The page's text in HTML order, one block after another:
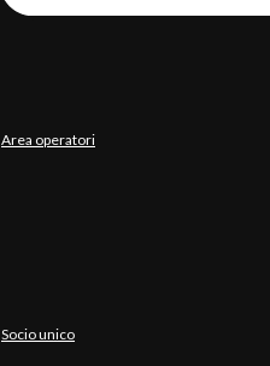
Area operatori
Socio unico